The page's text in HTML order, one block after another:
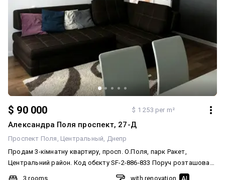
$ 90 000 $ 1 253 per m²
Александра Поля проспект, 27-Д
Проспект Поля Центральный Днепр
Продам 3-кімнатну квартиру, просп. О.Поля, парк Ракет,
Центральний район. Код обєкту SF-2-886-833 Поруч розташовані.
ТЦ Міріада, супермаркети, дитячі садки, школи, магазини,
3 rooms
with renovation AI